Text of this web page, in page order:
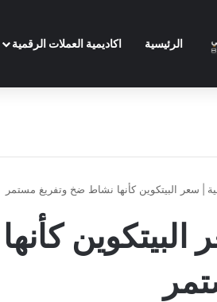
الرئيسية اكاديمية العملات الرقمية
سعر البيتكوين كأنها نشاط ضخ وتفريغ مستمر
البيتكوين